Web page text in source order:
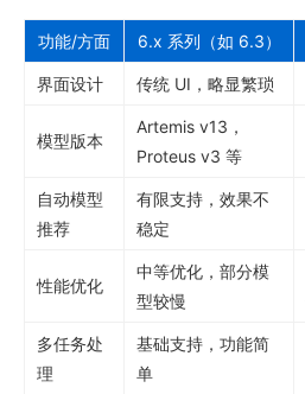
功能/方面 6.x 系列（如 6.3）
界面设计 传统 UI，略显繁琐
模型版本
Artemis v13，
Proteus v3 等
自动模型
推荐
有限支持，效果不
稳定
性能优化
中等优化，部分模
型较慢
多任务处
理
基础支持，功能简
单